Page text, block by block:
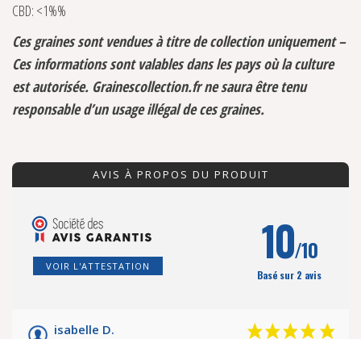
CBD: <1%%
Ces graines sont vendues à titre de collection uniquement –
Ces informations sont valables dans les pays où la culture
est autorisée. Grainescollection.fr ne saura être tenu
responsable d’un usage illégal de ces graines.
AVIS À PROPOS DU PRODUIT
VOIR L'ATTESTATION 10/10
Basé sur 2 avis
isabelle D.